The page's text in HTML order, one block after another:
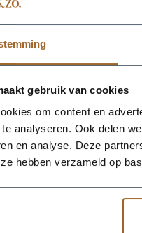
gebruik van cookies
om content en
analyseren. Ook delen
en analyse. Deze
hebben verzameld op
White van Luca
uitstraling in elke
herkenbaar
interieurs. De
basis en laat
is 70 x 70 x 44 cm,
zijn elegante vorm
en inhoud 124 liter.
deze plantenbak
in de tuin. Combineer
krachtig en